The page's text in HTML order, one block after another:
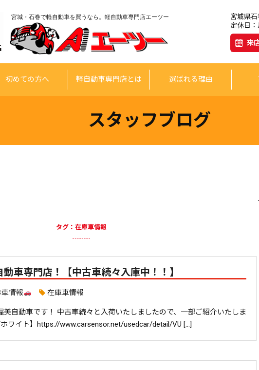
宮城・石巻で軽自動車を買うなら。軽自動車専門店エーツー
宮城県
定休日
来
初めての方へ 軽自動車専門店とは 選ばれる理由
スタッフブログ
タグ：在庫車情報
車専門店！【中古車続々入庫中！！】
情報 在庫車情報
美自動車です！ 中古車続々と入荷いたしましたので、一部ご紹介いたしま
ワイト】https://www.carsensor.net/usedcar/detail/VU […]